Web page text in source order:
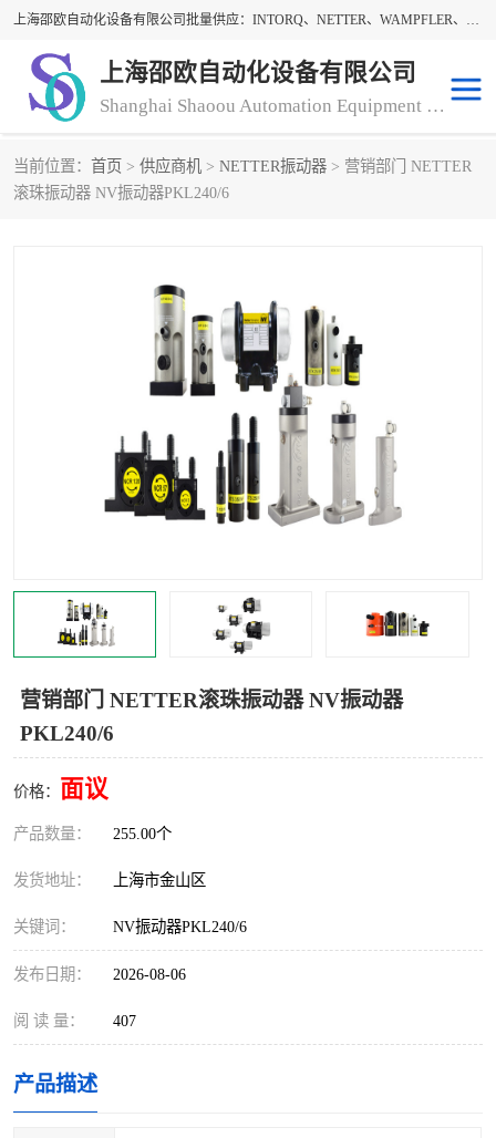
上海邵欧自动化设备有限公司批量供应：INTORQ、NETTER、WAMPFLER、WARNER、WICHITA、三菱离合器、warner离合器、NETTER振动器、WAMPFLER滑触线。上海邵欧自动化设备有限公司提供创新技术与产品解决方案，让客户享有高性价比，优质的产品和服务，我们坚持以持续技术和服务创新为客户不断创造价值。欢迎来电咨询！
上海邵欧自动化设备有限公司
Shanghai Shaoou Automation Equipment Co., Ltd
当前位置： 首页 > 供应商机 > NETTER振动器 > 营销部门 NETTER
滚珠振动器 NV振动器PKL240/6
营销部门 NETTER滚珠振动器 NV振动器
PKL240/6
价格： 面议
产品数量： 255.00个
发货地址： 上海市金山区
关键词： NV振动器PKL240/6
发布日期： 2026-08-06
阅 读 量： 407
产品描述
warner离合器
三菱离合器
DAYTON
carlson制动器
MACH III离合器 CLEVELAND
Magnetic制动器 STEARNS制动器
WICHITA Cleveland 张力控制器
MYCOM步进电机
Warner Linear